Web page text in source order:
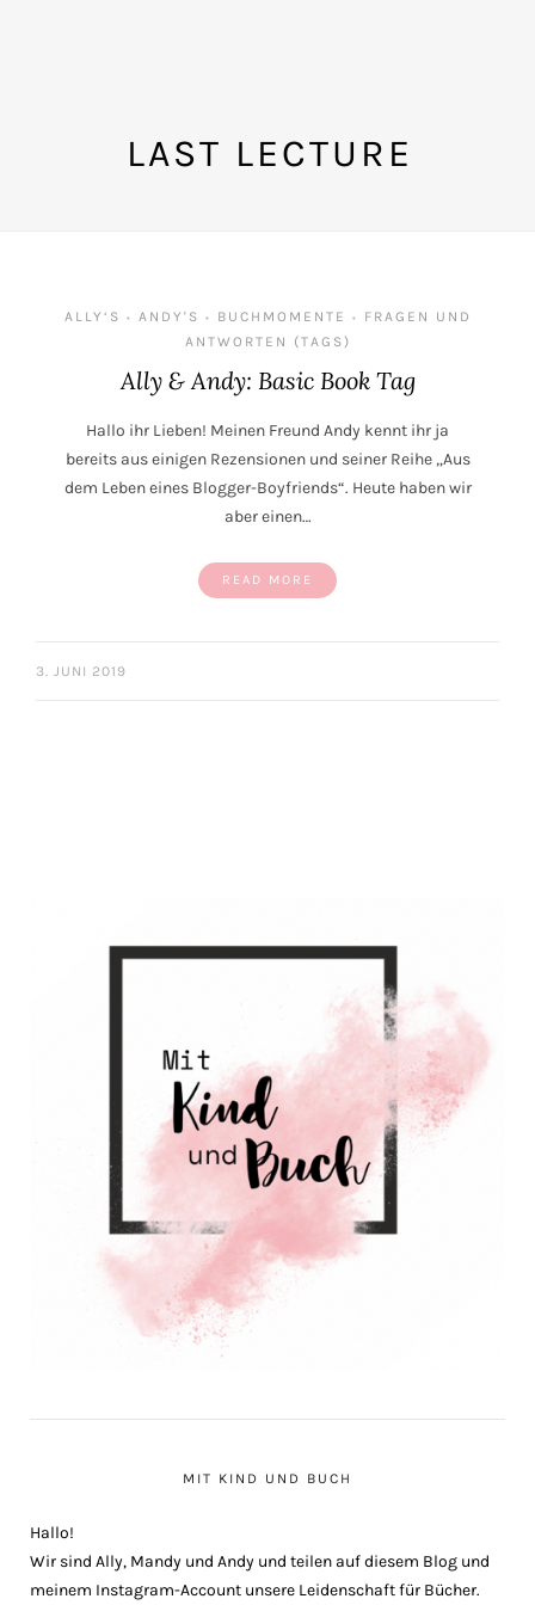
LAST LECTURE
ALLY‘S • ANDY'S • BUCHMOMENTE •
FRAGEN UND
ANTWORTEN (TAGS)
Ally & Andy: Basic Book Tag
Hallo ihr Lieben! Meinen Freund Andy kennt ihr ja
bereits aus einigen Rezensionen und seiner Reihe „Aus
dem Leben eines Blogger-Boyfriends“. Heute haben wir
aber einen…
READ MORE
3. JUNI 2019
MIT KIND UND BUCH
Hallo!
Wir sind Ally, Mandy und Andy und teilen auf diesem Blog und
meinem Instagram-Account unsere Leidenschaft für Bücher.